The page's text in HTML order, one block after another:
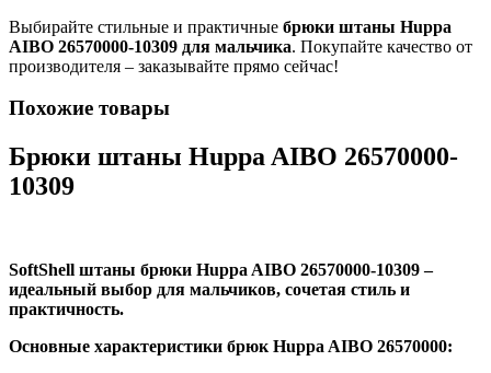
Выбирайте стильные и практичные брюки штаны Huppa
AIBO 26570000-10309 для мальчика. Покупайте качество от
производителя – заказывайте прямо сейчас!
Похожие товары
Брюки штаны Huppa AIBO 26570000-
10309
SoftShell штаны брюки Huppa AIBO 26570000-10309 –
идеальный выбор для мальчиков, сочетая стиль и
практичность.
Основные характеристики брюк Huppa AIBO 26570000: